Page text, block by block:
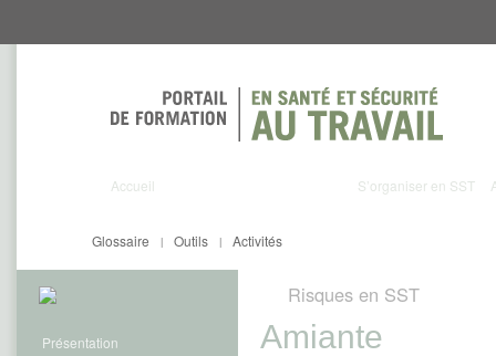
au
au
Accueil S’organiser en SST
Activités
Outils |
Glossaire |
Présentation
Risques en SST
Amiante